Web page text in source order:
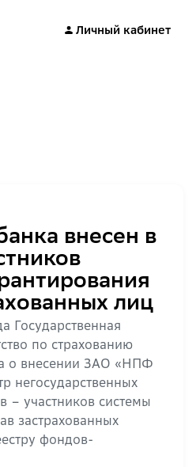
Личный кабинет
внесен в
лиц
Государственная
по страхованию
о внесении ЗАО «НПФ
негосударственных
– участников системы
застрахованных
фондов-